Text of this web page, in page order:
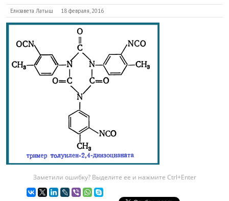
Елизавета Латыш 18 февраля, 2016
Заметили ошибку? Выделите ее и нажмите Ctrl+Enter